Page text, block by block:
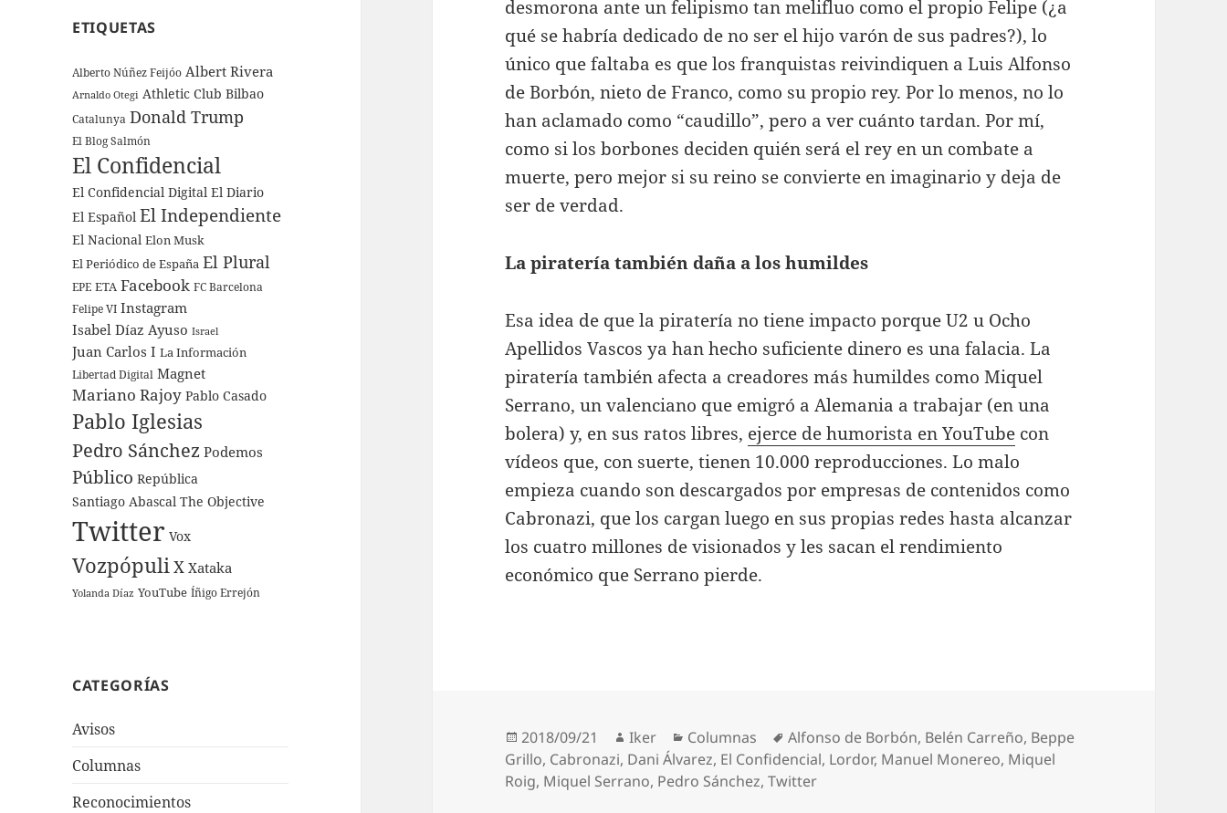
ETIQUETAS
Alberto Núñez Feijóo Albert Rivera
Arnaldo Otegi Athletic Club Bilbao
Catalunya Donald Trump
El Blog Salmón
El Confidencial
El Confidencial Digital El Diario
El Español El Independiente
El Nacional Elon Musk
El Periódico de España El Plural
EPE ETA Facebook FC Barcelona
Felipe VI Instagram
Isabel Díaz Ayuso Israel
Juan Carlos I La Información
Libertad Digital Magnet
Mariano Rajoy Pablo Casado
Pablo Iglesias
Pedro Sánchez Podemos
Público República
Santiago Abascal The Objective
Twitter Vox
Vozpópuli X Xataka
Yolanda Díaz YouTube Íñigo Errejón
CATEGORÍAS
Avisos
Columnas
Reconocimientos
desmorona ante un felipismo tan melifluo como el propio Felipe (¿a
qué se habría dedicado de no ser el hijo varón de sus padres?), lo
único que faltaba es que los franquistas reivindiquen a Luis Alfonso
de Borbón, nieto de Franco, como su propio rey. Por lo menos, no lo
han aclamado como “caudillo”, pero a ver cuánto tardan. Por mí,
como si los borbones deciden quién será el rey en un combate a
muerte, pero mejor si su reino se convierte en imaginario y deja de
ser de verdad.
La piratería también daña a los humildes
Esa idea de que la piratería no tiene impacto porque U2 u Ocho
Apellidos Vascos ya han hecho suficiente dinero es una falacia. La
piratería también afecta a creadores más humildes como Miquel
Serrano, un valenciano que emigró a Alemania a trabajar (en una
bolera) y, en sus ratos libres, ejerce de humorista en YouTube con
vídeos que, con suerte, tienen 10.000 reproducciones. Lo malo
empieza cuando son descargados por empresas de contenidos como
Cabronazi, que los cargan luego en sus propias redes hasta alcanzar
los cuatro millones de visionados y les sacan el rendimiento
económico que Serrano pierde.
Publicado
el
2018/09/21 Autor
Iker Categorías
Columnas Etiquetas
Alfonso de Borbón, Belén Carreño, Beppe
Grillo, Cabronazi, Dani Álvarez, El Confidencial, Lordor, Manuel Monereo, Miquel
Roig, Miquel Serrano, Pedro Sánchez,Twitter